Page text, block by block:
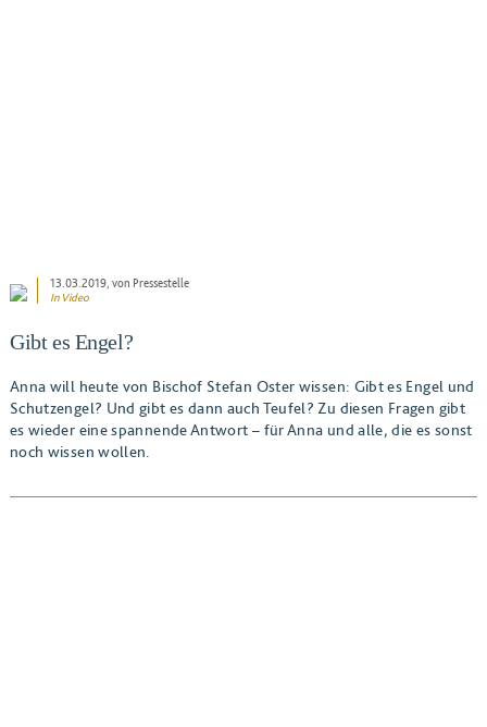
13.03.2019, von Pressestelle
In Video
Gibt es Engel?
Anna will heute von Bischof Stefan Oster wissen: Gibt es Engel und
Schutzengel? Und gibt es dann auch Teufel? Zu diesen Fragen gibt
es wieder eine spannende Antwort – für Anna und alle, die es sonst
noch wissen wollen.